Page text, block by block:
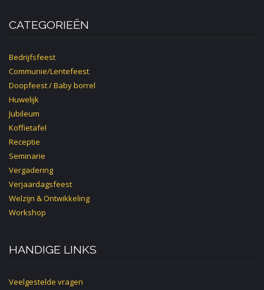
CATEGORIEËN
Bedrijfsfeest
Communie/Lentefeest
Doopfeest / Baby borrel
Huwelijk
Jubileum
Koffietafel
Receptie
Seminarie
Vergadering
Verjaardagsfeest
Welzijn & Ontwikkeling
Workshop
HANDIGE LINKS
Veelgestelde vragen